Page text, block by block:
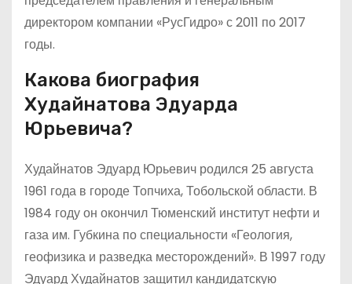
директором компании «РусГидро» с 2011 по 2017
годы.
Какова биография
Худайнатова Эдуарда
Юрьевича?
Худайнатов Эдуард Юрьевич родился 25 августа
1961 года в городе Топчиха, Тобольской области. В
1984 году он окончил Тюменский институт нефти и
газа им. Губкина по специальности «Геология,
геофизика и разведка месторождений». В 1997 году
Эдуард Худайнатов защитил кандидатскую